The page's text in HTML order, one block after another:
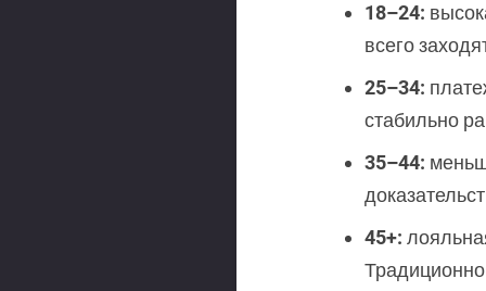
18–24:
всего
25–34:
стабильно
35–44:
45+: